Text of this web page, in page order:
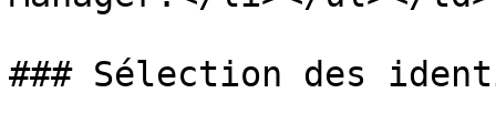
### Sélection des